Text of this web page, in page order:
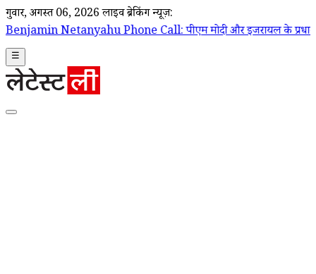
गुरूवार, अगस्त 06, 2026 लाइव ब्रेकिंग न्यूज़:
Phone Call: पीएम मोदी और इजरायल के प्रधानमंत्री बेंजामिन
☰